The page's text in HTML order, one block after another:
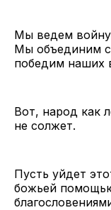
Мы ведем
Мы объединим
победим наших
Вот, народ как
не солжет.
Пусть уйдет
божьей